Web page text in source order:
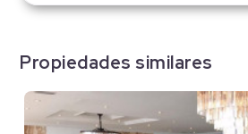
Propiedades similares